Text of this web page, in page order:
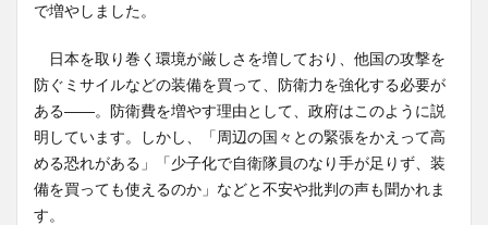
で増やしました。
日本を取り巻く環境が厳しさを増しており、他国の攻撃を
防ぐミサイルなどの装備を買って、防衛力を強化する必要が
ある――。防衛費を増やす理由として、政府はこのように説
明しています。しかし、「周辺の国々との緊張をかえって高
める恐れがある」「少子化で自衛隊員のなり手が足りず、装
備を買っても使えるのか」などと不安や批判の声も聞かれま
す。